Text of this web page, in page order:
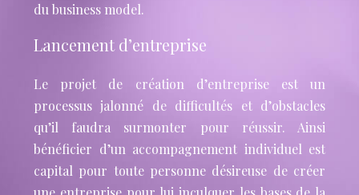
du business model.
Lancement d’entreprise
Le projet de création d’entreprise est un
processus jalonné de difficultés et d’obstacles
qu’il faudra surmonter pour réussir. Ainsi
bénéficier d’un accompagnement individuel est
capital pour toute personne désireuse de créer